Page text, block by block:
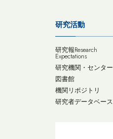
研究活動
研究報Research
Expectations
研究機関・センター
図書館
機関リポジトリ
研究者データベース